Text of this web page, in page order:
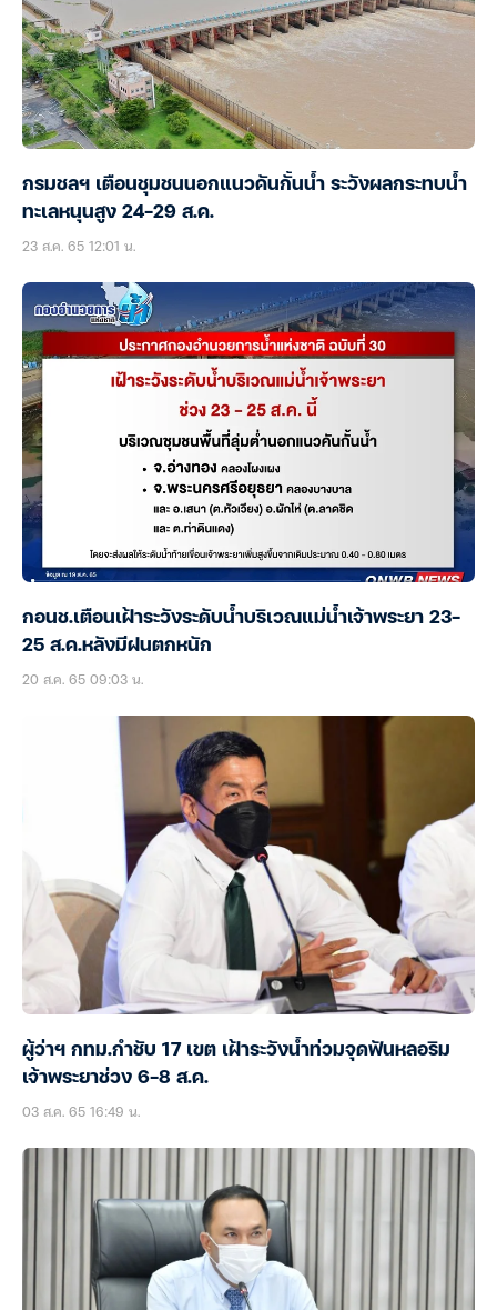
กรมชลฯ เตือนชุมชนนอกแนวคันกั้นน้ำ ระวังผลกระทบน้ำ
ทะเลหนุนสูง 24-29 ส.ค.
23 ส.ค. 65 12:01 น.
กอนช.เตือนเฝ้าระวังระดับน้ำบริเวณแม่น้ำเจ้าพระยา 23-
25 ส.ค.หลังมีฝนตกหนัก
20 ส.ค. 65 09:03 น.
ผู้ว่าฯ กทม.กำชับ 17 เขต เฝ้าระวังน้ำท่วมจุดฟันหลอริม
เจ้าพระยาช่วง 6-8 ส.ค.
03 ส.ค. 65 16:49 น.